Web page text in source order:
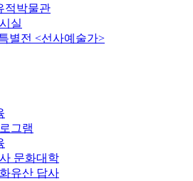
적박물관
실
별전 <선사예술가>
그램
문화대학
유산 답사